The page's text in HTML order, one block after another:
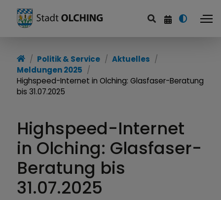
Politik & Service
Aktuelles
Meldungen 2025
Highspeed-Internet in Olching: Glasfaser-Beratung
bis 31.07.2025
Highspeed-Internet
in Olching: Glasfaser-
Beratung bis
31.07.2025